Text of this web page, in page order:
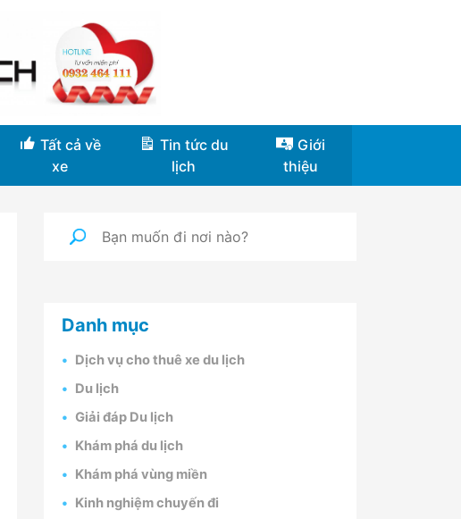
Tất cả về
xe
Tin tức du
lịch
Giới
thiệu
Danh mục
Dịch vụ cho thuê xe du lịch
Du lịch
Giải đáp Du lịch
Khám phá du lịch
Khám phá vùng miền
Kinh nghiệm chuyến đi